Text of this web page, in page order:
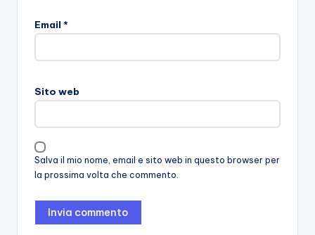
Email *
Sito web
Salva il mio nome, email e sito web in questo browser per
la prossima volta che commento.